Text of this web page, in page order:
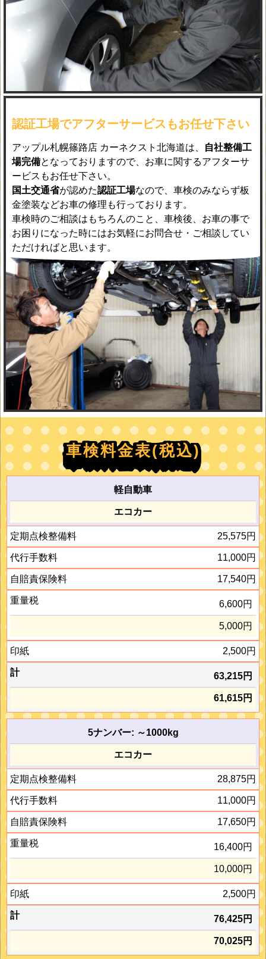
認証工場でアフターサービスもお任せ下さい
アップル札幌篠路店 カーネクスト北海道は、
自社整備工
場完備となっておりますので、お車に関するアフターサ
ービスもお任せ下さい。
国土交通省が認めた認証工場なので、車検のみならず板
金塗装などお車の修理も行っております。
車検時のご相談はもちろんのこと、車検後、お車の事で
お困りになった時にはお気軽にお問合せ・ご相談してい
ただければと思います。
車検料金表(税込)
軽自動車
エコカー
25,575円
11,000円
17,540円
6,600円
5,000円
2,500円
63,215円
61,615円
5ナンバー: ～1000kg
エコカー
28,875円
11,000円
17,650円
16,400円
10,000円
2,500円
76,425円
70,025円